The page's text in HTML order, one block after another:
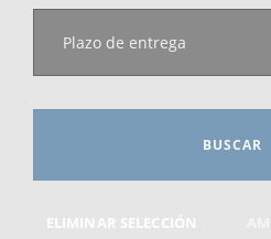
Plazo de entrega
BUSCAR
ELIMINAR SELECCIÓN